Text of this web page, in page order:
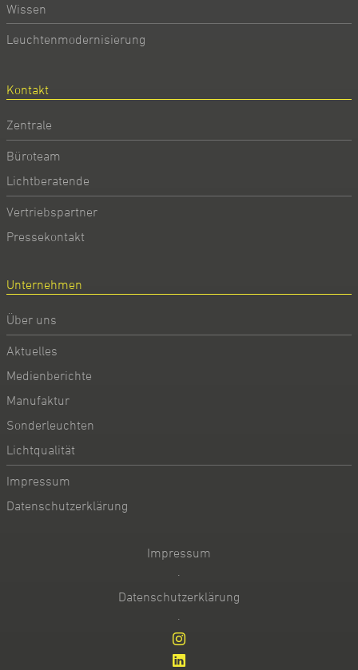
Wissen
Leuchtenmodernisierung
Kontakt
Zentrale
Büroteam
Lichtberatende
Vertriebspartner
Pressekontakt
Unternehmen
Über uns
Aktuelles
Medienberichte
Manufaktur
Sonderleuchten
Lichtqualität
Impressum
Datenschutzerklärung
Impressum
·
Datenschutzerklärung
·